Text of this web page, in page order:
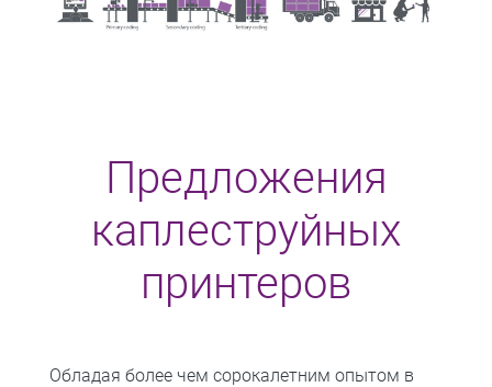
Предложения
каплеструйных
принтеров
Обладая более чем сорокалетним опытом в